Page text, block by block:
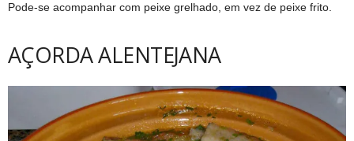
Pode-se acompanhar com peixe grelhado, em vez de peixe frito.
AÇORDA ALENTEJANA